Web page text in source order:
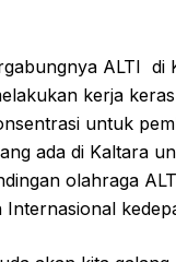
ALTI di
kerja
untuk
ada di Kaltara
olahraga
Internasional